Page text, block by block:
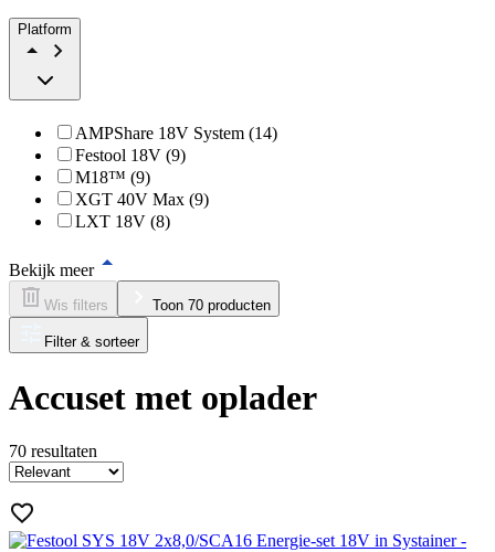
Platform
AMPShare 18V System (14)
Festool 18V (9)
M18™ (9)
XGT 40V Max (9)
LXT 18V (8)
Bekijk meer
Wis filters Toon 70 producten
Filter & sorteer
Accuset met oplader
70 resultaten